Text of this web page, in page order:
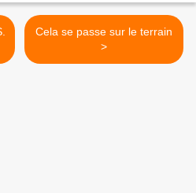
Cela se passe sur le terrain
>